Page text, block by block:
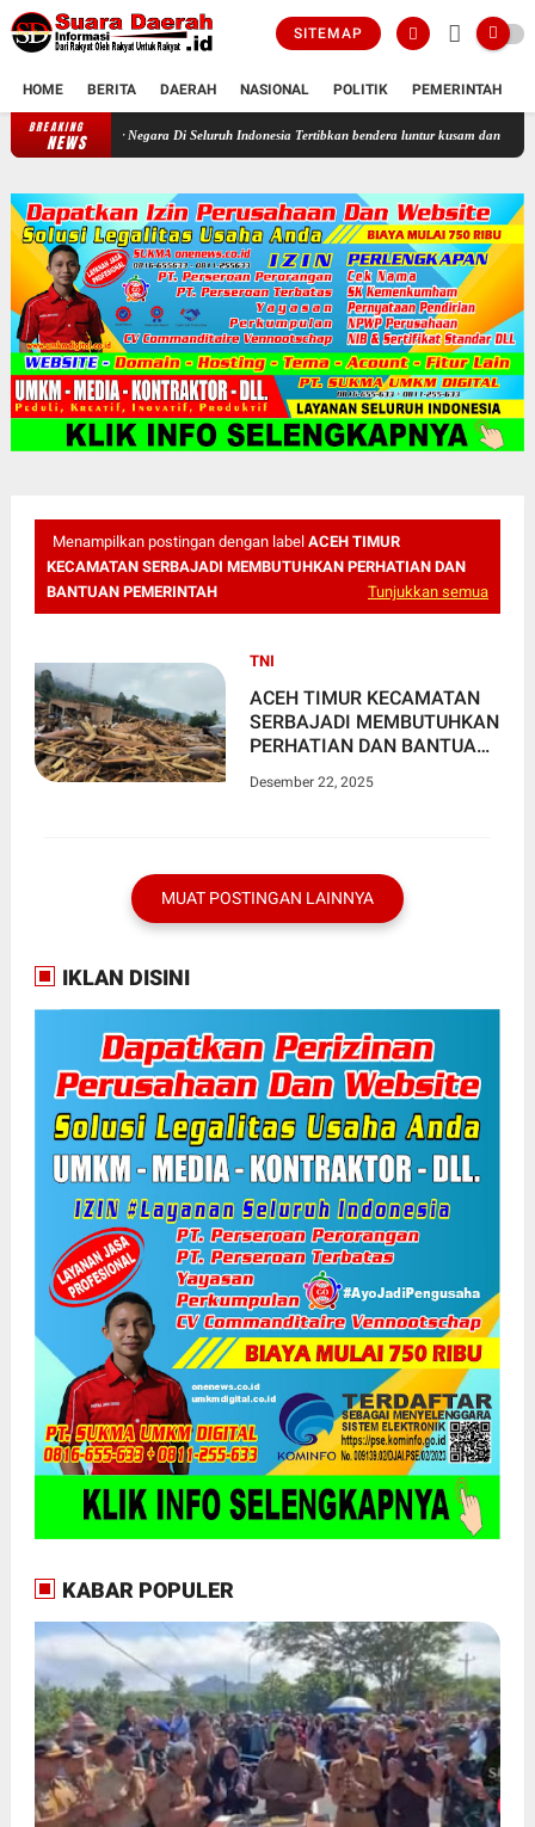
SITEMAP
HOME BERITA DAERAH NASIONAL POLITIK PEMERINTAH
BREAKING
NEWS Profesor Minta Presiden RI Perintahkan Semua Aparatur Negara Di
Menampilkan postingan dengan label ACEH TIMUR
KECAMATAN SERBAJADI MEMBUTUHKAN PERHATIAN DAN
BANTUAN PEMERINTAH
Tunjukkan semua
TNI
ACEH TIMUR KECAMATAN
SERBAJADI MEMBUTUHKAN
PERHATIAN DAN BANTUAN
Desember 22, 2025
MUAT POSTINGAN LAINNYA
IKLAN DISINI
KABAR POPULER